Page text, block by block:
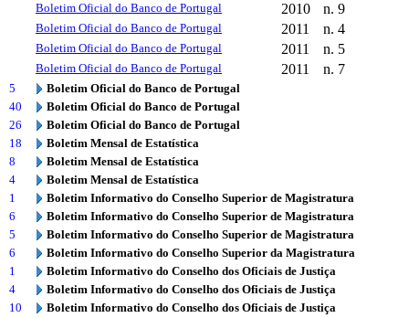
Boletim Oficial do Banco de Portugal 2010 n. 9
Boletim Oficial do Banco de Portugal 2011 n. 4
Boletim Oficial do Banco de Portugal 2011 n. 5
Boletim Oficial do Banco de Portugal 2011 n. 7
5
Boletim Oficial do Banco de Portugal
40
Boletim Oficial do Banco de Portugal
26
Boletim Oficial do Banco de Portugal
18
Boletim Mensal de Estatística
8
Boletim Mensal de Estatística
4
Boletim Mensal de Estatística
1
Boletim Informativo do Conselho Superior de Magistratura
6
Boletim Informativo do Conselho Superior de Magistratura
5
Boletim Informativo do Conselho Superior de Magistratura
6
Boletim Informativo do Conselho Superior da Magistratura
1
Boletim Informativo do Conselho dos Oficiais de Justiça
4
Boletim Informativo do Conselho dos Oficiais de Justiça
10
Boletim Informativo do Conselho dos Oficiais de Justiça